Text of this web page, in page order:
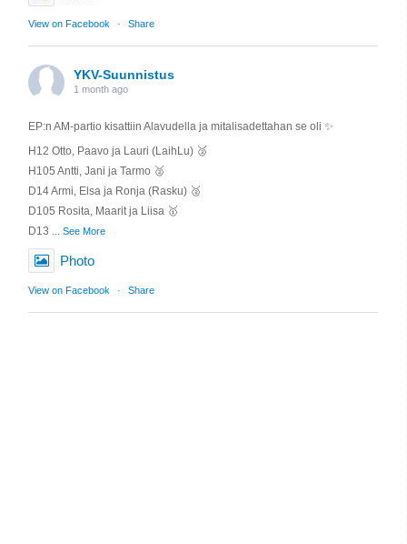
View on Facebook · Share
YKV-Suunnistus
1 month ago
EP:n AM-partio kisattiin Alavudella ja mitalisadettahan se oli ✨️
H12 Otto, Paavo ja Lauri (LaihLu) 🥈
H105 Antti, Jani ja Tarmo 🥈
D14 Armi, Elsa ja Ronja (Rasku) 🥈
D105 Rosita, Maarit ja Liisa 🥇
D13 ... See More
Photo
View on Facebook · Share